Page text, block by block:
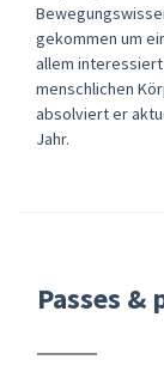
gekommen um
allem
menschlichen
absolviert er
Jahr.
Passes &